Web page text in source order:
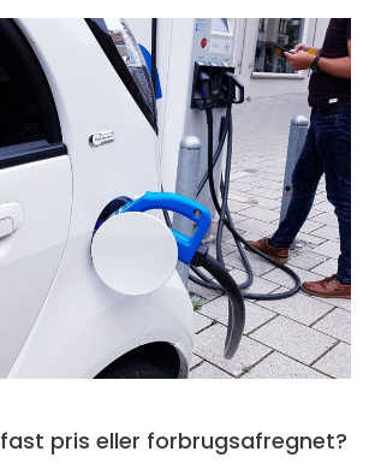
Lader til elbil fast pris eller forbrugsafregnet?